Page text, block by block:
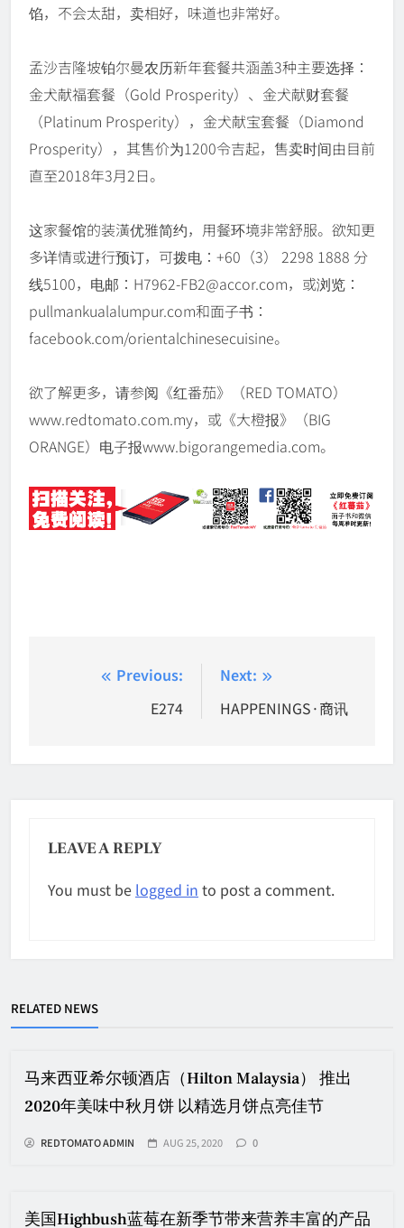
馅，不会太甜，卖相好，味道也非常好。
孟沙吉隆坡铂尔曼农历新年套餐共涵盖3种主要选择：
金犬献福套餐（Gold Prosperity）、金犬献财套餐
（Platinum Prosperity），金犬献宝套餐（Diamond
Prosperity），其售价为1200令吉起，售卖时间由目前
直至2018年3月2日。
这家餐馆的装潢优雅简约，用餐环境非常舒服。欲知更
多详情或进行预订，可拨电：+60（3） 2298 1888 分
线5100，电邮：H7962-FB2@accor.com，或浏览：
pullmankualalumpur.com和面子书：
facebook.com/orientalchinesecuisine。
欲了解更多，请参阅《红番茄》（RED TOMATO）
www.redtomato.com.my，或《大橙报》（BIG
ORANGE）电子报www.bigorangemedia.com。
navigation
Previous:
E274
Next:
HAPPENINGS·商讯
LEAVE A REPLY
You must be logged in to post a comment.
RELATED NEWS
马来西亚希尔顿酒店（Hilton Malaysia） 推出
2020年美味中秋月饼 以精选月饼点亮佳节
REDTOMATO ADMIN AUG 25, 2020 0
美国Highbush蓝莓在新季节带来营养丰富的产品